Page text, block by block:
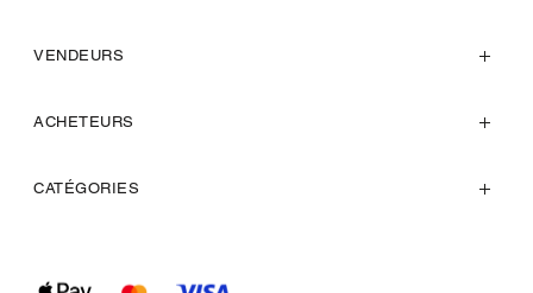
VENDEURS
ACHETEURS
CATÉGORIES